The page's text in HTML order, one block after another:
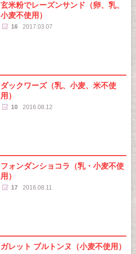
玄米粉でレーズンサンド（卵、乳、
小麦不使用）
16 2017.03.07
ダックワーズ（乳、小麦、米不使
用）
10 2016.08.12
フォンダンショコラ（乳・小麦不使
用）
17 2016.08.11
ガレット ブルトンヌ（小麦不使用）